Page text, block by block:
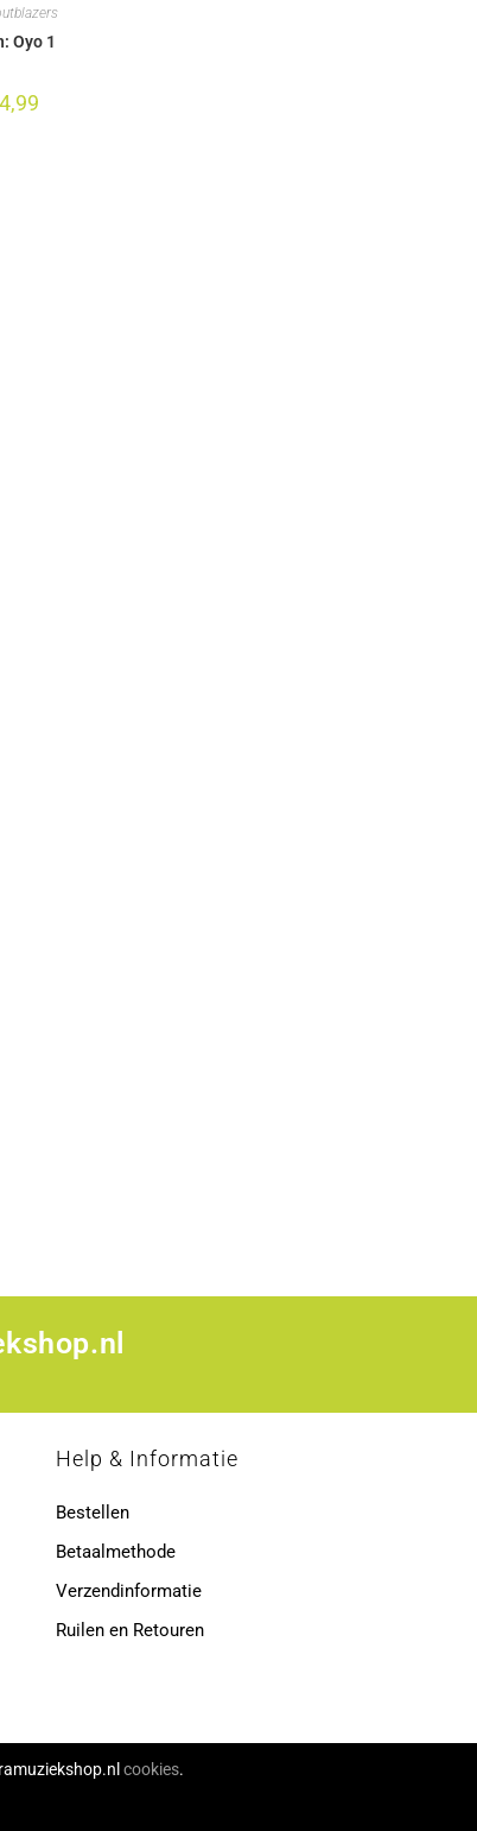
Oyo 1
Help & Informatie
Bestellen
Betaalmethode
Verzendinformatie
Ruilen en Retouren
cookies.